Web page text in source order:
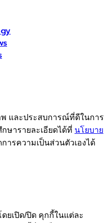
และประสบการณ์ที่ดีในการ
ษารายละเอียดได้ที่ นโยบาย
ารความเป็นส่วนตัวเองได้
ยเปิด/ปิด คุกกี้ในแต่ละ